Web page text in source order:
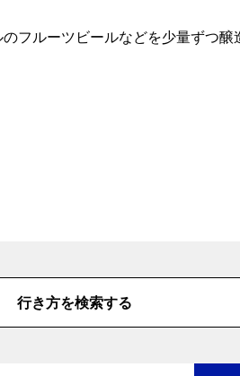
フルーツビールなどを少量ずつ
行き方を検索する